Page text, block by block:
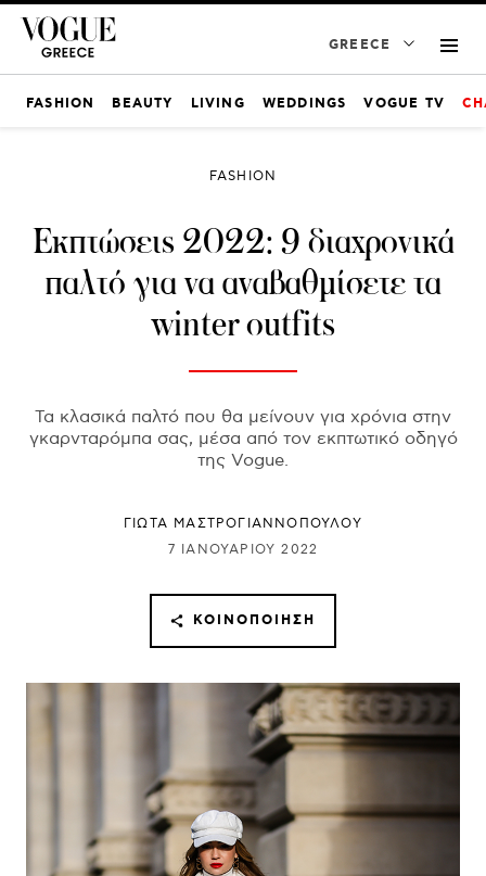
GREECE
FASHION BEAUTY LIVING WEDDINGS VOGUE TV
FASHION
Εκπτώσεις 2022: 9 διαχρονικά
παλτό για να αναβαθμίσετε τα
winter outfits
Τα κλασικά παλτό που θα μείνουν για χρόνια στην
γκαρνταρόμπα σας, μέσα από τον εκπτωτικό οδηγό
της Vogue.
ΓΙΩΤΑ ΜΑΣΤΡΟΓΙΑΝΝΟΠΟΥΛΟΥ
7 ΙΑΝΟΥΑΡΊΟΥ 2022
ΚΟΙΝΟΠΟΊΗΣΗ